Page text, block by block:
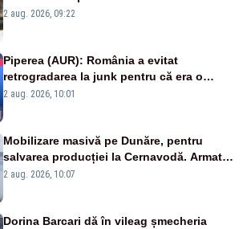
viitoare?
2 aug. 2026, 09:22
Piperea (AUR): România a evitat
retrogradarea la junk pentru că era o
catastrofă pentru bănci și fondurile de
2 aug. 2026, 10:01
Mobilizare masivă pe Dunăre, pentru
salvarea producției la Cernavodă. Armata
va detona o stâncă și va devia apa
2 aug. 2026, 10:07
Dorina Barcari dă în vileag șmecheria